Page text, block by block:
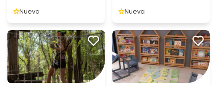
Nueva Nueva